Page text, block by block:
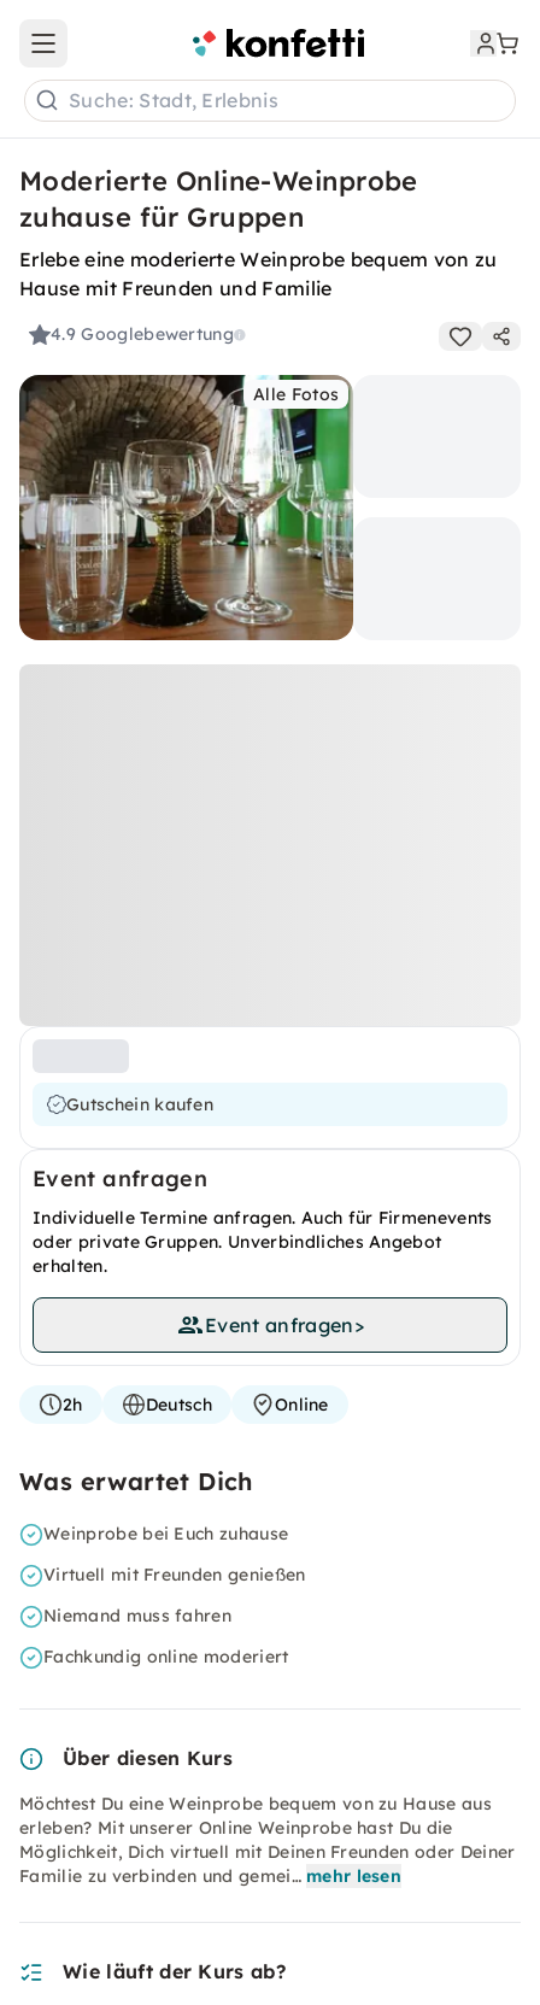
Open main menu
Suche: Stadt, Erlebnis
Moderierte Online-Weinprobe
zuhause für Gruppen
Erlebe eine moderierte Weinprobe bequem von zu
Hause mit Freunden und Familie
4.9Googlebewertung
Alle Fotos
Gutschein kaufen
Event anfragen
Individuelle Termine anfragen. Auch für Firmenevents
oder private Gruppen. Unverbindliches Angebot
erhalten.
Event anfragen>
2h Deutsch Online
Was erwartet Dich
Weinprobe bei Euch zuhause
Virtuell mit Freunden genießen
Niemand muss fahren
Fachkundig online moderiert
Über diesen Kurs
Möchtest Du eine Weinprobe bequem von zu Hause aus
erleben? Mit unserer Online Weinprobe hast Du die
Möglichkeit, Dich virtuell mit Deinen Freunden oder Deiner
Familie zu verbinden und gemei… mehr lesen
Wie läuft der Kurs ab?